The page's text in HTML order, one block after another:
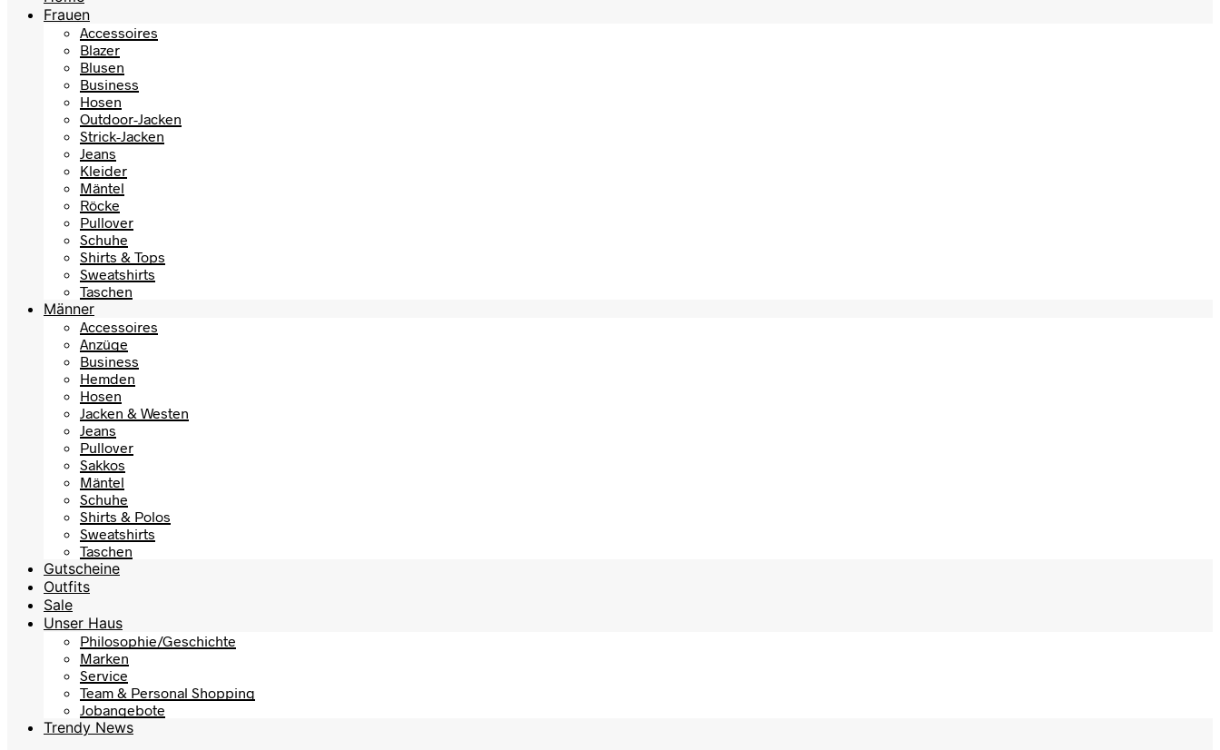
Frauen
Accessoires
Blazer
Blusen
Business
Hosen
Outdoor-Jacken
Strick-Jacken
Jeans
Kleider
Mäntel
Röcke
Pullover
Schuhe
Shirts & Tops
Sweatshirts
Taschen
Männer
Accessoires
Anzüge
Business
Hemden
Hosen
Jacken & Westen
Jeans
Pullover
Sakkos
Mäntel
Schuhe
Shirts & Polos
Sweatshirts
Taschen
Gutscheine
Outfits
Sale
Unser Haus
Philosophie/Geschichte
Marken
Service
Team & Personal Shopping
Jobangebote
Trendy News